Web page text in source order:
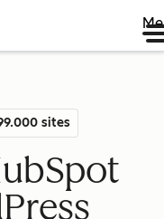
sites